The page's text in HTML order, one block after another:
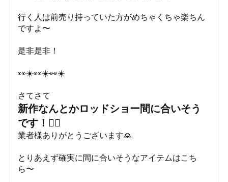
行く人は前売り持っていた方がめちゃくちゃ楽ちん
ですよ〜
是非是非！
👀☀️👀☀️👀☀️
さてさて
新作なんとかロッドショー間に合いそう
です！❤️‍🔥
業者様ありがとうございます🙏
とりあえず確実に間に合いそうなアイテムはこち
ら〜